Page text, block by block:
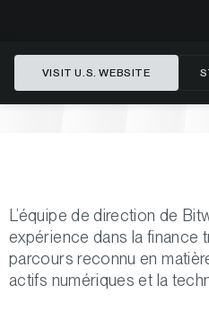
L’équipe de direction de
expérience dans la finance
parcours reconnu en
actifs numériques et la
VISIT U.S. WEBSITE